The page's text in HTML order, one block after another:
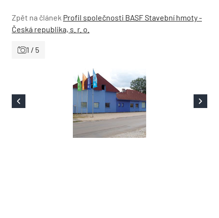
Zpět na článek Profil společnosti BASF Stavební hmoty ­
Česká republika, s. r. o.
1 / 5